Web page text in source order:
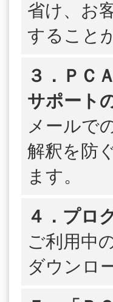
省け、お
すること
３．ＰＣ
サポート
メールで
解釈を防
ます。
４．プロ
ご利用中
ダウンロ